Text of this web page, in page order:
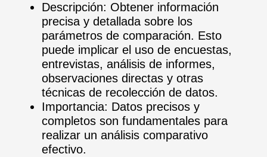
Descripción: Obtener información
precisa y detallada sobre los
parámetros de comparación. Esto
puede implicar el uso de encuestas,
entrevistas, análisis de informes,
observaciones directas y otras
técnicas de recolección de datos.
Importancia: Datos precisos y
completos son fundamentales para
realizar un análisis comparativo
efectivo.